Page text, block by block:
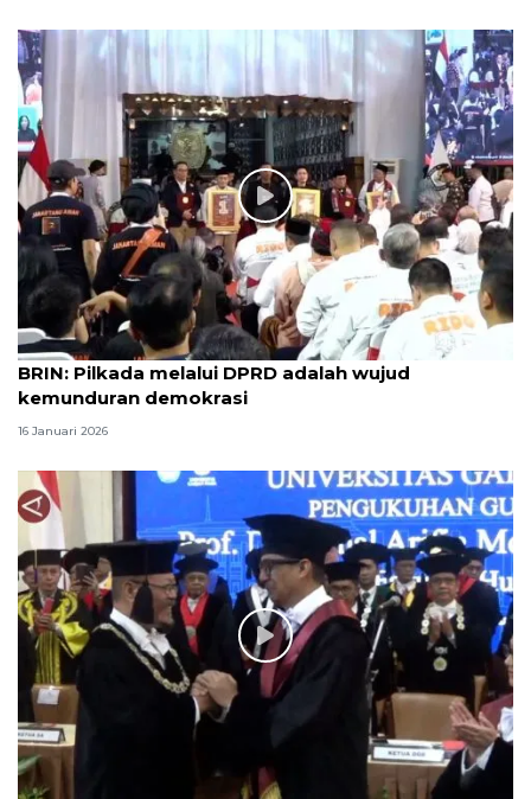
BRIN: Pilkada melalui DPRD adalah wujud
kemunduran demokrasi
16 Januari 2026